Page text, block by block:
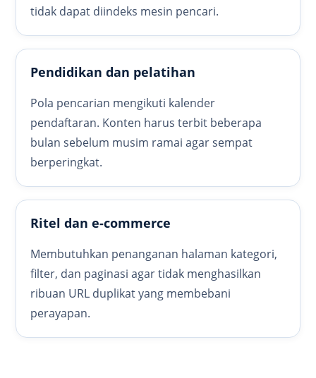
tidak dapat diindeks mesin pencari.
Pendidikan dan pelatihan
Pola pencarian mengikuti kalender
pendaftaran. Konten harus terbit beberapa
bulan sebelum musim ramai agar sempat
berperingkat.
Ritel dan e-commerce
Membutuhkan penanganan halaman kategori,
filter, dan paginasi agar tidak menghasilkan
ribuan URL duplikat yang membebani
perayapan.